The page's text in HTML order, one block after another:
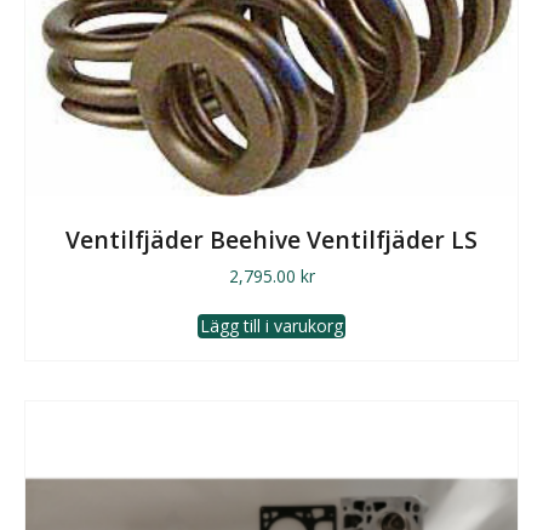
Ventilfjäder Beehive Ventilfjäder LS
2,795.00 kr
Lägg till i varukorg